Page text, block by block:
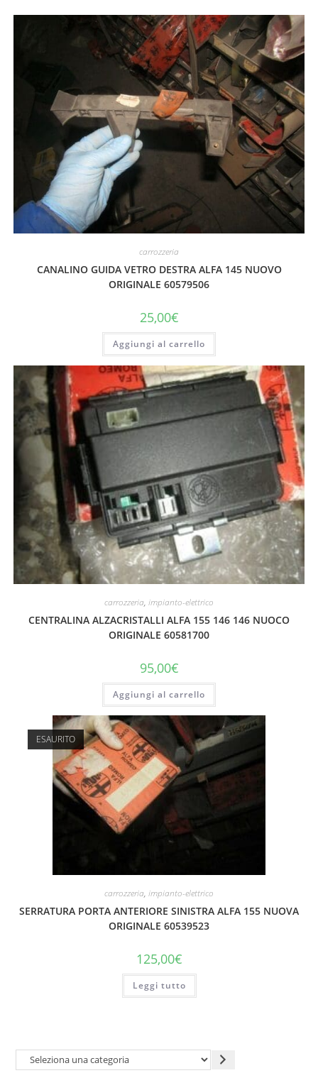
carrozzeria
CANALINO GUIDA VETRO DESTRA ALFA 145 NUOVO
ORIGINALE 60579506
25,00€
Aggiungi al carrello
carrozzeria, impianto-elettrico
CENTRALINA ALZACRISTALLI ALFA 155 146 146 NUOCO
ORIGINALE 60581700
95,00€
Aggiungi al carrello
ESAURITO
carrozzeria, impianto-elettrico
SERRATURA PORTA ANTERIORE SINISTRA ALFA 155 NUOVA
ORIGINALE 60539523
125,00€
Leggi tutto
Seleziona